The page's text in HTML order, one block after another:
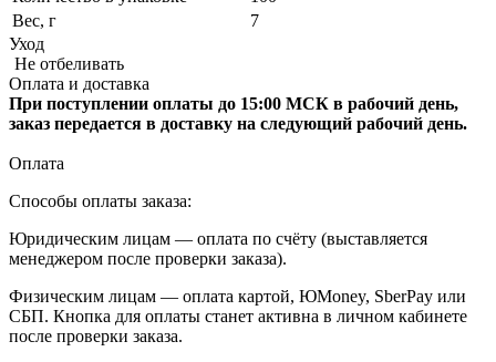
Вес, г
7
Уход
Не отбеливать
Оплата и доставка
При поступлении оплаты до 15:00 МСК в рабочий день,
заказ передается в доставку на следующий рабочий день.
Оплата
Способы оплаты заказа:
Юридическим лицам — оплата по счёту (выставляется
менеджером после проверки заказа).
Физическим лицам — оплата картой, ЮMoney, SberPay или
СБП. Кнопка для оплаты станет активна в личном кабинете
после проверки заказа.